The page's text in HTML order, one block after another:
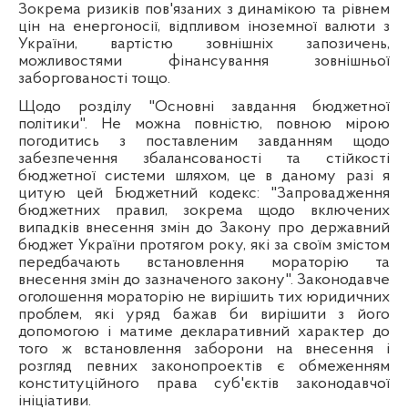
Зокрема ризиків пов'язаних з динамікою та рівнем
цін на енергоносії, відпливом іноземної валюти з
України, вартістю зовнішніх запозичень,
можливостями фінансування зовнішньої
заборгованості тощо.
Щодо розділу "Основні завдання бюджетної
політики". Не можна повністю, повною мірою
погодитись з поставленим завданням щодо
забезпечення збалансованості та стійкості
бюджетної системи шляхом, це в даному разі я
цитую цей Бюджетний кодекс: "Запровадження
бюджетних правил, зокрема щодо включених
випадків внесення змін до Закону про державний
бюджет України протягом року, які за своїм змістом
передбачають встановлення мораторію та
внесення змін до зазначеного закону". Законодавче
оголошення мораторію не вирішить тих юридичних
проблем, які уряд бажав би вирішити з його
допомогою і матиме декларативний характер до
того ж встановлення заборони на внесення і
розгляд певних законопроектів є обмеженням
конституційного права суб'єктів законодавчої
ініціативи.